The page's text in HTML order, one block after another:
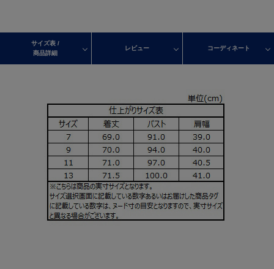
サイズ表 /
商品詳細
レビュー コーディネート